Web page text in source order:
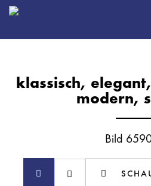
klassisch,
modern,
Bild